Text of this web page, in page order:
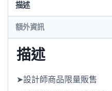
描述
額外資訊
描述
➤設計師商品限量販售